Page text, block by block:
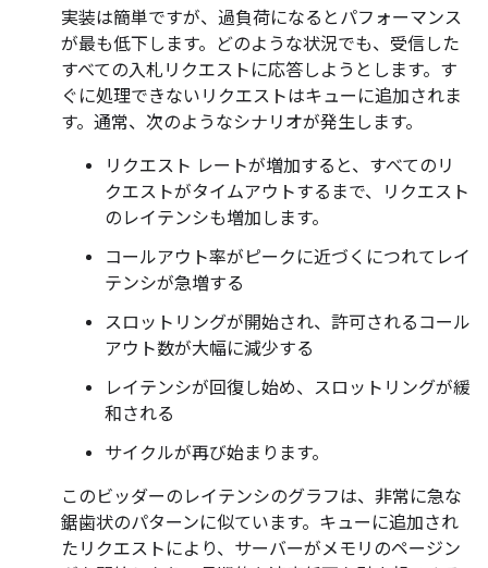
実装は簡単ですが、過負荷になるとパフォーマンス
が最も低下します。どのような状況でも、受信した
すべての入札リクエストに応答しようとします。す
ぐに処理できないリクエストはキューに追加されま
す。通常、次のようなシナリオが発生します。
リクエスト レートが増加すると、すべてのリ
クエストがタイムアウトするまで、リクエスト
のレイテンシも増加します。
コールアウト率がピークに近づくにつれてレイ
テンシが急増する
スロットリングが開始され、許可されるコール
アウト数が大幅に減少する
レイテンシが回復し始め、スロットリングが緩
和される
サイクルが再び始まります。
このビッダーのレイテンシのグラフは、非常に急な
鋸歯状のパターンに似ています。キューに追加され
たリクエストにより、サーバーがメモリのページン